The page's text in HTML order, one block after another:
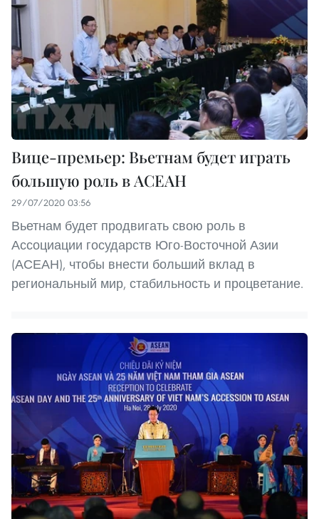
Вице-премьер: Вьетнам будет играть
большую роль в АСЕАН
29/07/2020 03:56
Вьетнам будет продвигать свою роль в
Ассоциации государств Юго-Восточной Азии
(АСЕАН), чтобы внести больший вклад в
региональный мир, стабильность и процветание.